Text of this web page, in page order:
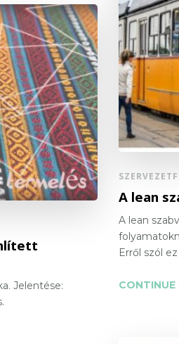
A lean
A lean
Erről szól
CONTINUE
Jelentése: